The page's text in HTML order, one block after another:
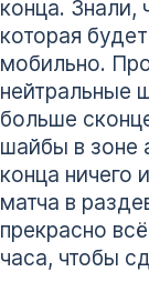
конца. Знали,
которая
мобильно.
нейтральные
больше
шайбы в зоне
конца ничего
матча в
прекрасно
часа, чтобы